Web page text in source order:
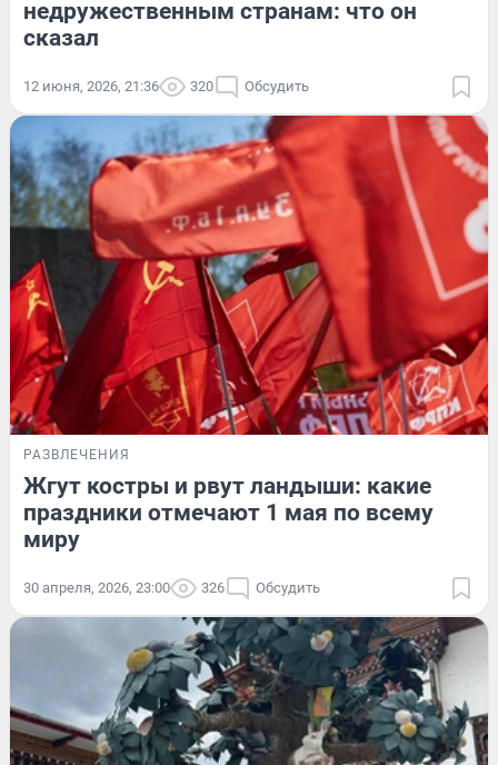
недружественным странам: что он
сказал
12 июня, 2026, 21:36 320 Обсудить
РАЗВЛЕЧЕНИЯ
Жгут костры и рвут ландыши: какие
праздники отмечают 1 мая по всему
миру
30 апреля, 2026, 23:00 326 Обсудить